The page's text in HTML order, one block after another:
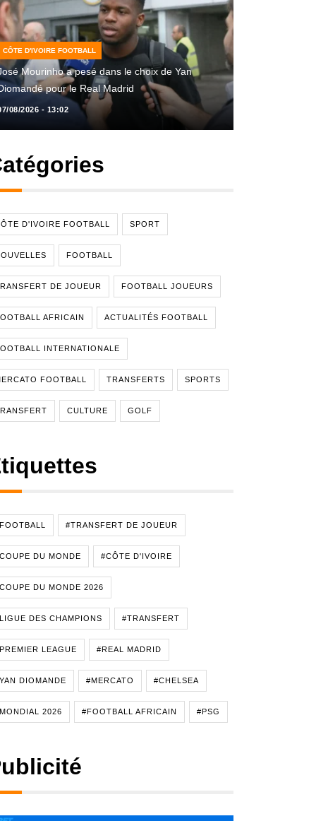
CÔTE D'IVOIRE FOOTBALL
Mourinho a pesé dans le choix de Yan
pour le Real Madrid
08/2026 - 13:02
D'IVOIRE FOOTBALL SPORT
FOOTBALL
DE JOUEUR FOOTBALL JOUEURS
AFRICAIN ACTUALITÉS FOOTBALL
INTERNATIONALE
FOOTBALL TRANSFERTS SPORTS
CULTURE GOLF
#TRANSFERT DE JOUEUR
DU MONDE #CÔTE D'IVOIRE
DU MONDE 2026
DES CHAMPIONS #TRANSFERT
LEAGUE #REAL MADRID
DIOMANDE #MERCATO #CHELSEA
2026 #FOOTBALL AFRICAIN #PSG